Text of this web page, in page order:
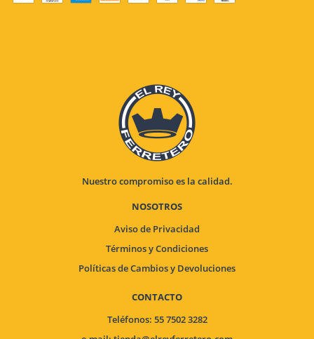
Nuestro compromiso es la calidad.
NOSOTROS
Aviso de Privacidad
Términos y Condiciones
Políticas de Cambios y Devoluciones
CONTACTO
Teléfonos: 55 7502 3282